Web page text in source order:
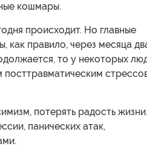
кошмары.
происходит. Но главные
как правило, через месяца
то у некоторых
посттравматическим
потерять радость жизни.
панических атак,